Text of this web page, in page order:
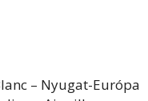
– Nyugat-Európa